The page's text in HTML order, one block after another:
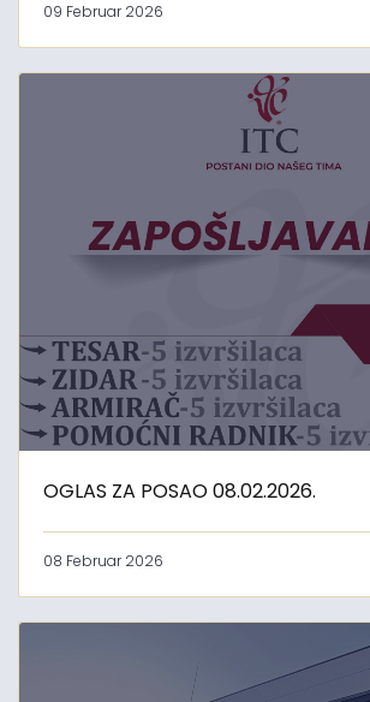
09 Februar 2026
OGLAS ZA POSAO 08.02.2026.
08 Februar 2026